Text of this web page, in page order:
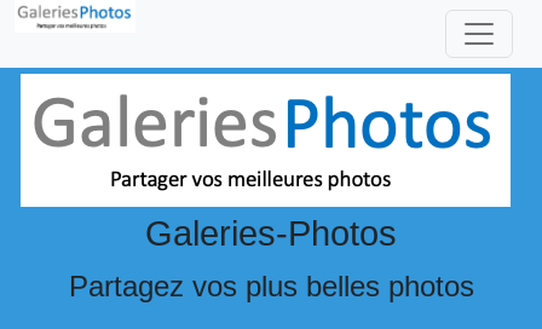
Galeries-Photos
Partagez vos plus belles photos